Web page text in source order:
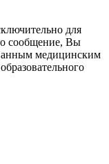
для
сообщение, Вы
медицинским